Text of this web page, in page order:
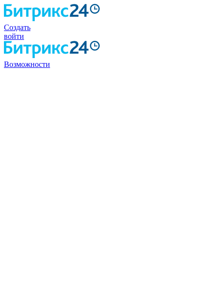
Создать
войти
Возможности